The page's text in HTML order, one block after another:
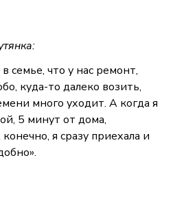
семье, что у нас ремонт,
куда-то далеко возить,
много уходит. А когда я
5 минут от дома,
я сразу приехала и